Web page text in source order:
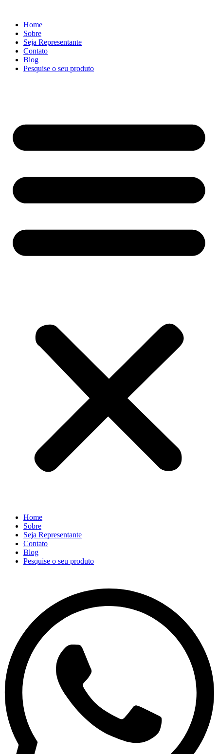
conteúdo
Home
Sobre
Seja Representante
Contato
Blog
Pesquise o seu produto
Home
Sobre
Seja Representante
Contato
Blog
Pesquise o seu produto